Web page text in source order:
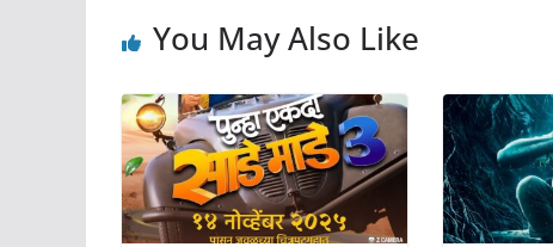
You May Also Like